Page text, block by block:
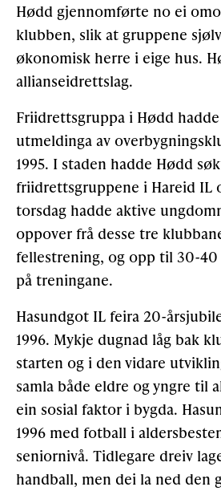
Hødd gjennomførte no ei
klubben, slik at gruppene
økonomisk herre i eige hus.
allianseidrettslag.
Friidrettsgruppa i Hødd
utmeldinga av
1995. I staden hadde Hødd
friidrettsgruppene i Hareid IL
torsdag hadde aktive
oppover frå desse tre
fellestrening, og opp til 30-
på treningane.
Hasundgot IL feira 20-
1996. Mykje dugnad låg bak
starten og i den vidare
samla både eldre og yngre til
ein sosial faktor i bygda.
1996 med fotball i
seniornivå. Tidlegare dreiv
handball, men dei la ned den